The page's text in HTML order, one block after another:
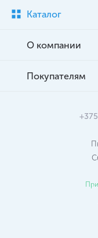
Каталог
О компании
Покупателям